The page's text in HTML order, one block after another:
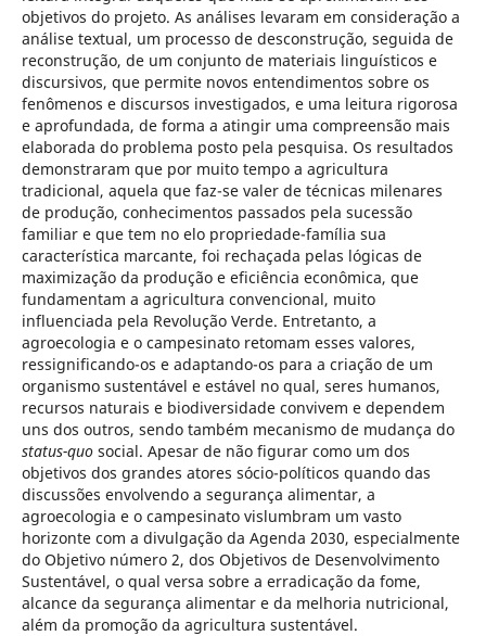
objetivos do projeto. As análises levaram em consideração a
análise textual, um processo de desconstrução, seguida de
reconstrução, de um conjunto de materiais linguísticos e
discursivos, que permite novos entendimentos sobre os
fenômenos e discursos investigados, e uma leitura rigorosa
e aprofundada, de forma a atingir uma compreensão mais
elaborada do problema posto pela pesquisa. Os resultados
demonstraram que por muito tempo a agricultura
tradicional, aquela que faz-se valer de técnicas milenares
de produção, conhecimentos passados pela sucessão
familiar e que tem no elo propriedade-família sua
característica marcante, foi rechaçada pelas lógicas de
maximização da produção e eficiência econômica, que
fundamentam a agricultura convencional, muito
influenciada pela Revolução Verde. Entretanto, a
agroecologia e o campesinato retomam esses valores,
ressignificando-os e adaptando-os para a criação de um
organismo sustentável e estável no qual, seres humanos,
recursos naturais e biodiversidade convivem e dependem
uns dos outros, sendo também mecanismo de mudança do
status-quosocial. Apesar de não figurar como um dos
objetivos dos grandes atores sócio-políticos quando das
discussões envolvendo a segurança alimentar, a
agroecologia e o campesinato vislumbram um vasto
horizonte com a divulgação da Agenda 2030, especialmente
do Objetivo número 2, dos Objetivos de Desenvolvimento
Sustentável, o qual versa sobre a erradicação da fome,
alcance da segurança alimentar e da melhoria nutricional,
além da promoção da agricultura sustentável.